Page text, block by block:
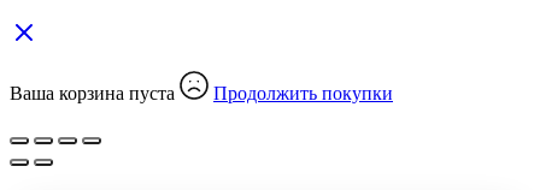
Ваша корзина пуста Продолжить покупки